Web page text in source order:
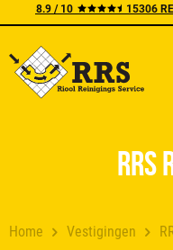
8.9 / 10 15306
Home Vestigingen